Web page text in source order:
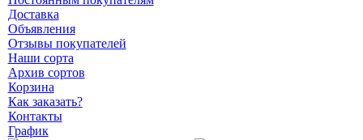
Доставка
Объявления
Отзывы покупателей
Наши сорта
Архив сортов
Корзина
Как заказать?
Контакты
График